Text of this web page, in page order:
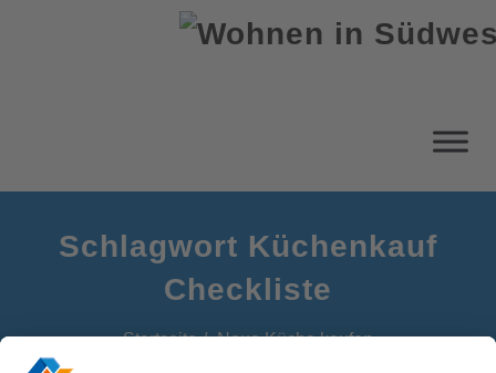
Schlagwort Küchenkauf
Checkliste
Startseite Neue Küche kaufen